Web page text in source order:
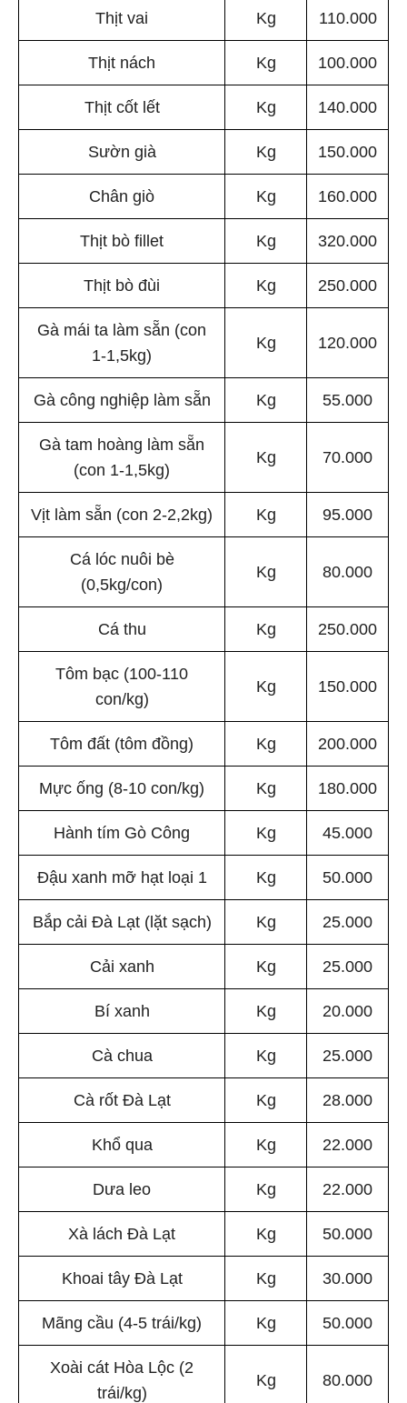
Thịt vai Kg 110.000
Thịt nách Kg 100.000
Thịt cốt lết Kg 140.000
Sườn già Kg 150.000
Chân giò Kg 160.000
Thịt bò fillet Kg 320.000
Thịt bò đùi Kg 250.000
Gà mái ta làm sẵn (con
1-1,5kg)
Kg 120.000
Gà công nghiệp làm sẵn Kg 55.000
Gà tam hoàng làm sẵn
(con 1-1,5kg)
Kg 70.000
Vịt làm sẵn (con 2-2,2kg) Kg 95.000
Cá lóc nuôi bè
(0,5kg/con)
Kg 80.000
Cá thu Kg 250.000
Tôm bạc (100-110
con/kg)
Kg 150.000
Tôm đất (tôm đồng) Kg 200.000
Mực ống (8-10 con/kg) Kg 180.000
Hành tím Gò Công Kg 45.000
Đậu xanh mỡ hạt loại 1 Kg 50.000
Bắp cải Đà Lạt (lặt sạch) Kg 25.000
Cải xanh Kg 25.000
Bí xanh Kg 20.000
Cà chua Kg 25.000
Cà rốt Đà Lạt Kg 28.000
Khổ qua Kg 22.000
Dưa leo Kg 22.000
Xà lách Đà Lạt Kg 50.000
Khoai tây Đà Lạt Kg 30.000
Mãng cầu (4-5 trái/kg) Kg 50.000
Xoài cát Hòa Lộc (2
trái/kg)
Kg 80.000